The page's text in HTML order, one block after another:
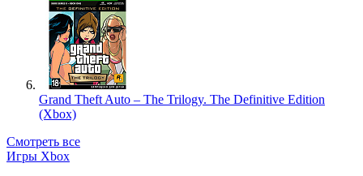
Grand Theft Auto – The Trilogy. The Definitive Edition
(Xbox)
Смотреть все
Игры Xbox